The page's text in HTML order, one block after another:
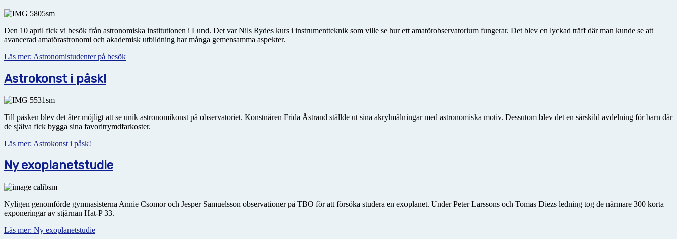
Den 10 april fick vi besök från astronomiska institutionen i Lund. Det var Nils Rydes kurs i instrumentteknik som ville se hur ett amatörobservatorium fungerar. Det blev en lyckad träff där man kunde se att
avancerad amatörastronomi och akademisk utbildning har många gemensamma aspekter.
Läs mer: Astronomistudenter på besök
Astrokonst i påsk!
Till påsken blev det åter möjligt att se unik astronomikonst på observatoriet. Konstnären Frida Åstrand ställde ut sina akrylmålningar med astronomiska motiv. Dessutom blev det en särskild avdelning för barn där
de själva fick bygga sina favoritrymdfarkoster.
Läs mer: Astrokonst i påsk!
Ny exoplanetstudie
Nyligen genomförde gymnasisterna Annie Csomor och Jesper Samuelsson observationer på TBO för att försöka studera en exoplanet. Under Peter Larssons och Tomas Diezs ledning tog de närmare 300 korta
exponeringar av stjärnan Hat-P 33.
Läs mer: Ny exoplanetstudie